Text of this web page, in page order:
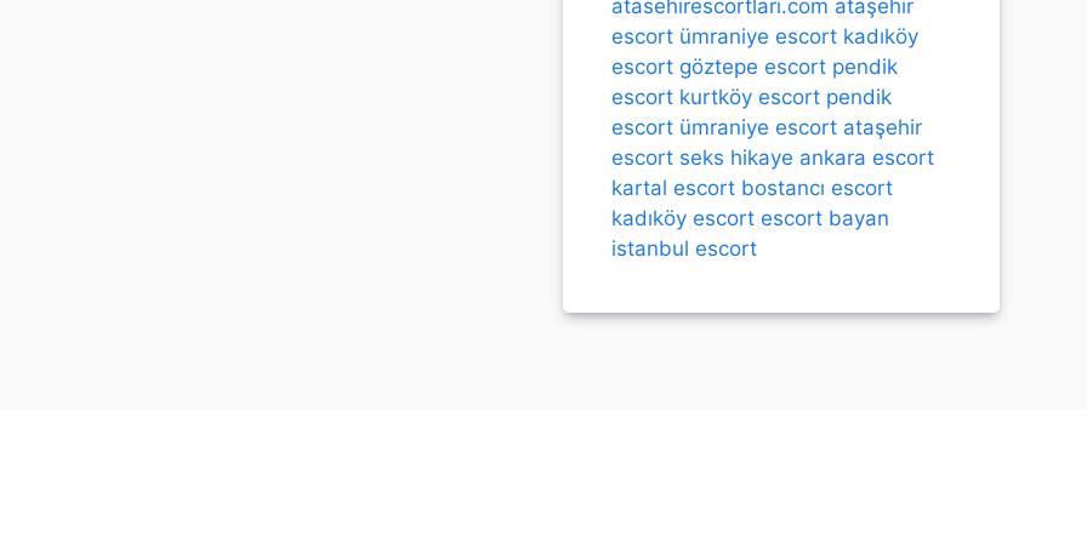
atasehirescortlari.com ataşehir
escort ümraniye escort kadıköy
escort göztepe escort pendik
escort kurtköy escort pendik
escort ümraniye escort ataşehir
escort seks hikaye ankara escort
kartal escort bostancı escort
kadıköy escort escort bayan
istanbul escort